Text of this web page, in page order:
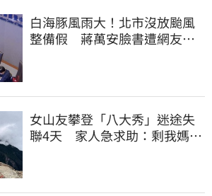
白海豚風雨大！北市沒放颱風
整備假 蔣萬安臉書遭網友灌
女山友攀登「八大秀」迷途失
聯4天 家人急求助：剩我媽還